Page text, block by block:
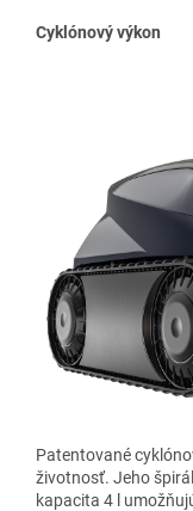
Cyklónový výkon
Patentované
životnosť. Jeho
kapacita 4 l